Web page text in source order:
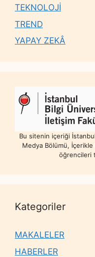
TEKNOLOJİ
TREND
YAPAY ZEKÂ
Bu sitenin içeriği
Medya Bölümü,
öğrencileri
Kategoriler
MAKALELER
HABERLER